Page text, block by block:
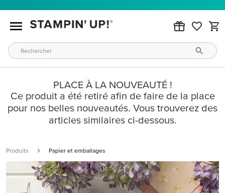
PLACE À LA NOUVEAUTÉ !
Ce produit a été retiré afin de faire de la place
pour nos belles nouveautés. Vous trouverez des
articles similaires ci-dessous.
Produits Papier et emballages